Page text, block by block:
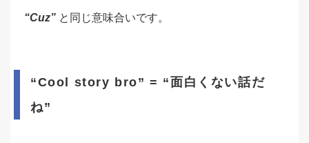
“Cuz” と同じ意味合いです。
“Cool story bro” = “面白くない話だ
ね”